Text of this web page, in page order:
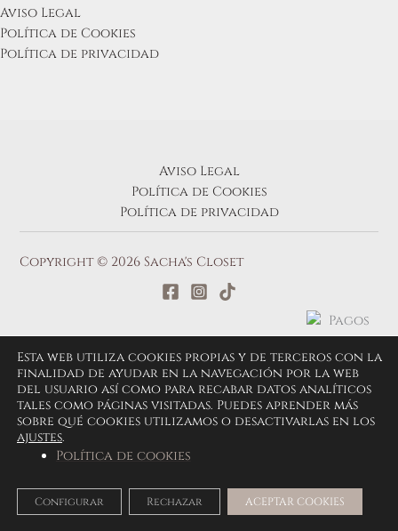
Aviso Legal
Política de Cookies
Política de privacidad
Aviso Legal
Política de Cookies
Política de privacidad
Copyright © 2026 Sacha's Closet
Esta web utiliza cookies propias y de terceros con la
finalidad de ayudar en la navegación por la web
del usuario así como para recabar datos analíticos
tales como páginas visitadas. Puedes aprender más
sobre qué cookies utilizamos o desactivarlas en los
ajustes.
Política de cookies
ACEPTAR COOKIES
Rechazar
Configurar